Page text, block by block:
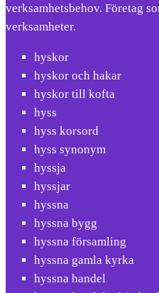
verksamhetsbehov. Företag
verksamheter.
hyskor
hyskor och hakar
hyskor till kofta
hyss
hyss korsord
hyss synonym
hyssja
hyssjar
hyssna
hyssna bygg
hyssna församling
hyssna gamla kyrka
hyssna handel